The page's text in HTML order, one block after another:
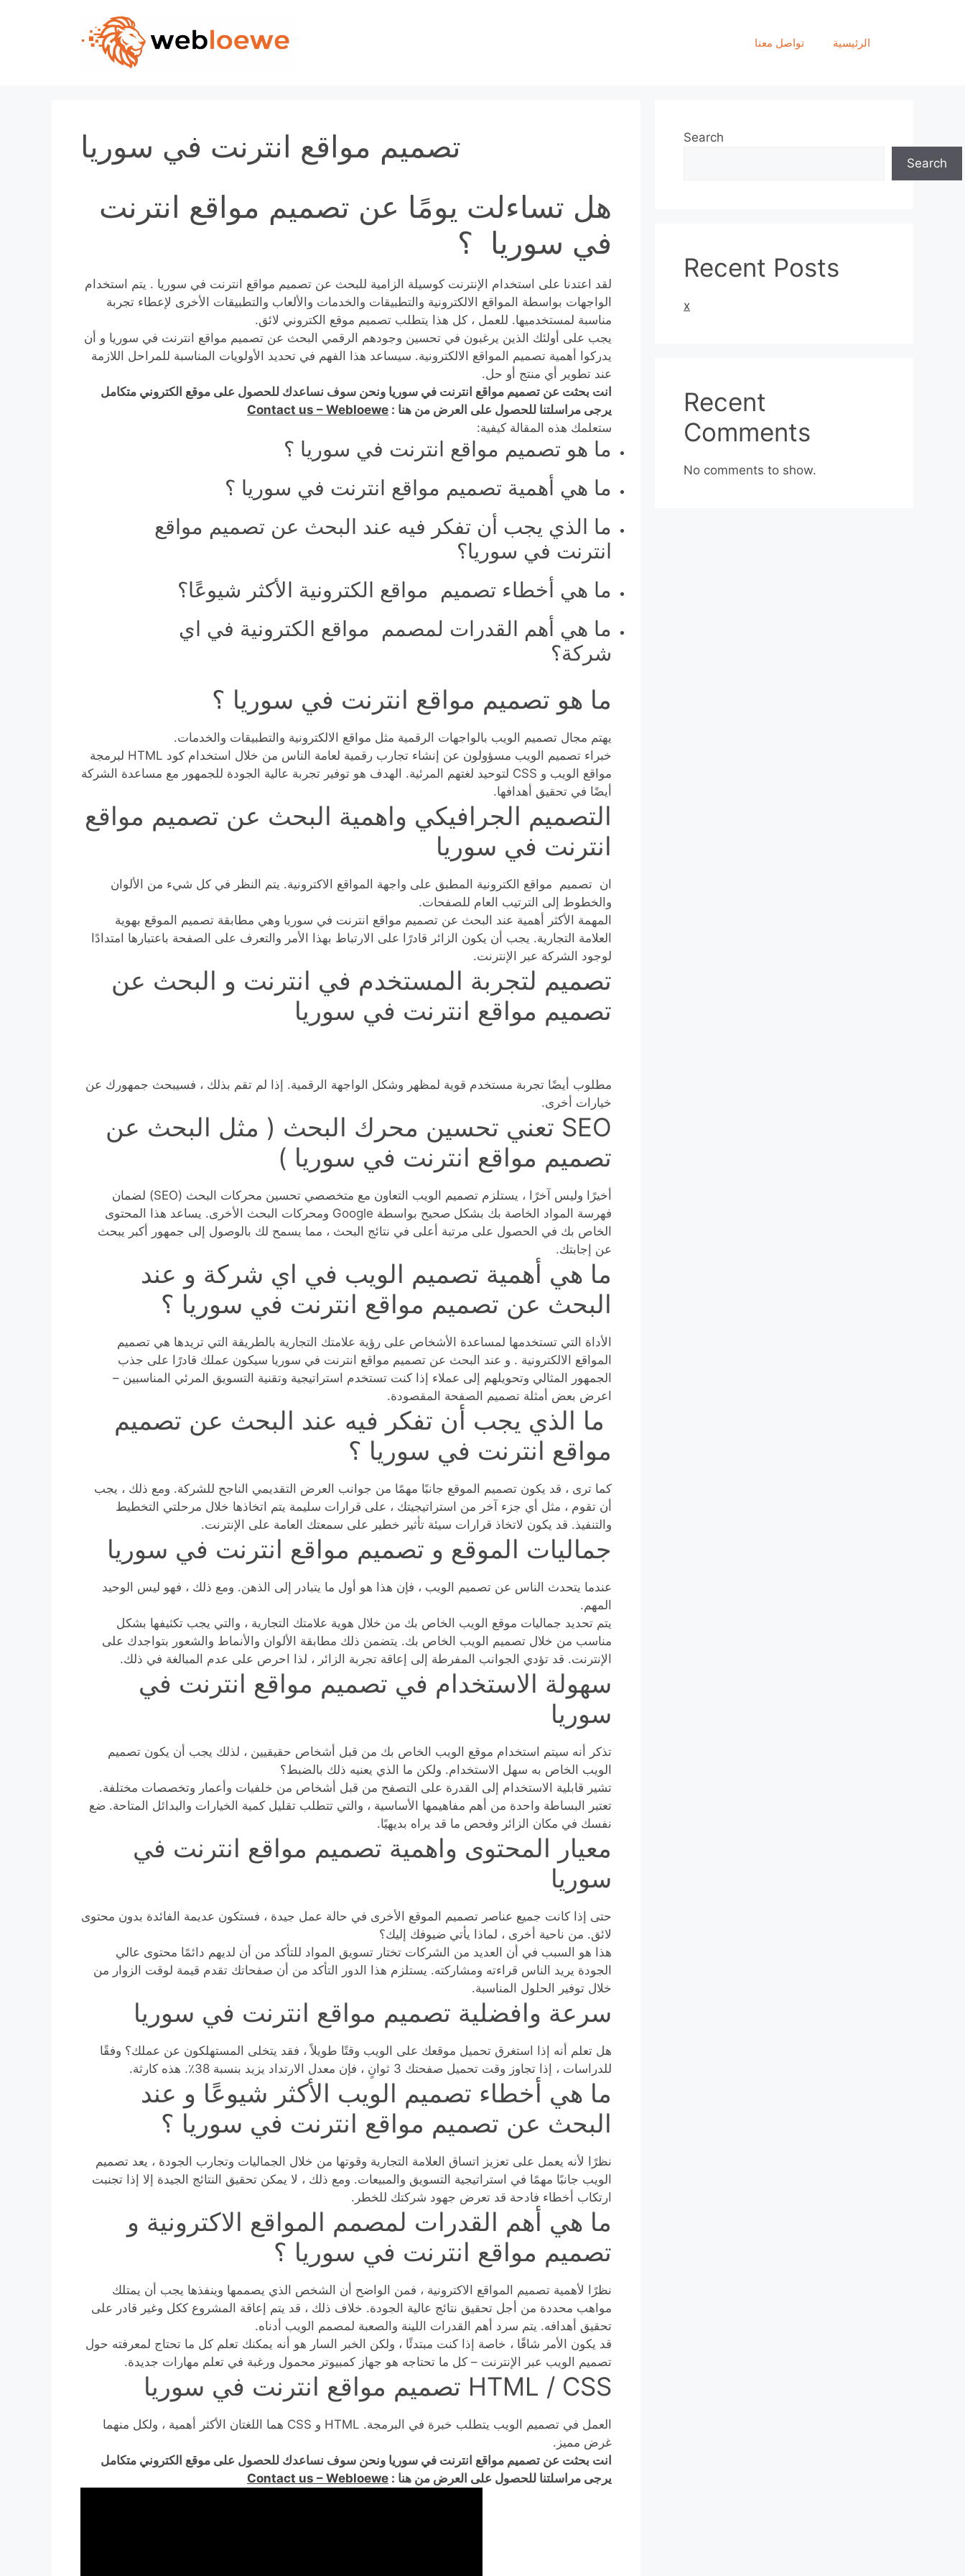
تواصل معنا الرئيسية
تصميم مواقع انترنت في سوريا
هل تساءلت يومًا عن تصميم مواقع انترنت
في سوريا ؟
لقد اعتدنا على استخدام الإنترنت كوسيلة الزامية للبحث عن تصميم مواقع انترنت في سوريا . يتم استخدام
الواجهات بواسطة المواقع الالكترونية والتطبيقات والخدمات والألعاب والتطبيقات الأخرى لإعطاء تجربة
مناسبة لمستخدميها. للعمل ، كل هذا يتطلب تصميم موقع الكتروني لائق.
يجب على أولئك الذين يرغبون في تحسين وجودهم الرقمي البحث عن تصميم مواقع انترنت في سوريا و أن
يدركوا أهمية تصميم المواقع الالكترونية. سيساعد هذا الفهم في تحديد الأولويات المناسبة للمراحل اللازمة
عند تطوير أي منتج أو حل.
انت بحثت عن تصميم مواقع انترنت في سوريا ونحن سوف نساعدك للحصول على موقع الكتروني متكامل
يرجى مراسلتنا للحصول على العرض من هنا : Contact us – Webloewe
ستعلمك هذه المقالة كيفية:
ما هو تصميم مواقع انترنت في سوريا ؟
ما هي أهمية تصميم مواقع انترنت في سوريا ؟
ما الذي يجب أن تفكر فيه عند البحث عن تصميم مواقع
انترنت في سوريا؟
ما هي أخطاء تصميم مواقع الكترونية الأكثر شيوعًا؟
ما هي أهم القدرات لمصمم مواقع الكترونية في اي
شركة؟
ما هو تصميم مواقع انترنت في سوريا ؟
يهتم مجال تصميم الويب بالواجهات الرقمية مثل مواقع الالكترونية والتطبيقات والخدمات.
خبراء تصميم الويب مسؤولون عن إنشاء تجارب رقمية لعامة الناس من خلال استخدام كود HTML لبرمجة
مواقع الويب و CSS لتوحيد لغتهم المرئية. الهدف هو توفير تجربة عالية الجودة للجمهور مع مساعدة الشركة
أيضًا في تحقيق أهدافها.
التصميم الجرافيكي واهمية البحث عن تصميم مواقع
انترنت في سوريا
ان تصميم مواقع الكترونية المطبق على واجهة المواقع الاكترونية. يتم النظر في كل شيء من الألوان
والخطوط إلى الترتيب العام للصفحات.
المهمة الأكثر أهمية عند البحث عن تصميم مواقع انترنت في سوريا وهي مطابقة تصميم الموقع بهوية
العلامة التجارية. يجب أن يكون الزائر قادرًا على الارتباط بهذا الأمر والتعرف على الصفحة باعتبارها امتدادًا
لوجود الشركة عبر الإنترنت.
تصميم لتجربة المستخدم في انترنت و البحث عن
تصميم مواقع انترنت في سوريا
مطلوب أيضًا تجربة مستخدم قوية لمظهر وشكل الواجهة الرقمية. إذا لم تقم بذلك ، فسيبحث جمهورك عن
خيارات أخرى.
SEO تعني تحسين محرك البحث ( مثل البحث عن
تصميم مواقع انترنت في سوريا )
أخيرًا وليس آخرًا ، يستلزم تصميم الويب التعاون مع متخصصي تحسين محركات البحث (SEO) لضمان
فهرسة المواد الخاصة بك بشكل صحيح بواسطة Google ومحركات البحث الأخرى. يساعد هذا المحتوى
الخاص بك في الحصول على مرتبة أعلى في نتائج البحث ، مما يسمح لك بالوصول إلى جمهور أكبر يبحث
عن إجابتك.
ما هي أهمية تصميم الويب في اي شركة و عند
البحث عن تصميم مواقع انترنت في سوريا ؟
الأداة التي تستخدمها لمساعدة الأشخاص على رؤية علامتك التجارية بالطريقة التي تريدها هي تصميم
المواقع الالكترونية . و عند البحث عن تصميم مواقع انترنت في سوريا سيكون عملك قادرًا على جذب
الجمهور المثالي وتحويلهم إلى عملاء إذا كنت تستخدم استراتيجية وتقنية التسويق المرئي المناسبين –
اعرض بعض أمثلة تصميم الصفحة المقصودة.
ما الذي يجب أن تفكر فيه عند البحث عن تصميم
مواقع انترنت في سوريا ؟
كما ترى ، قد يكون تصميم الموقع جانبًا مهمًا من جوانب العرض التقديمي الناجح للشركة. ومع ذلك ، يجب
أن تقوم ، مثل أي جزء آخر من استراتيجيتك ، على قرارات سليمة يتم اتخاذها خلال مرحلتي التخطيط
والتنفيذ. قد يكون لاتخاذ قرارات سيئة تأثير خطير على سمعتك العامة على الإنترنت.
جماليات الموقع و تصميم مواقع انترنت في سوريا
عندما يتحدث الناس عن تصميم الويب ، فإن هذا هو أول ما يتبادر إلى الذهن. ومع ذلك ، فهو ليس الوحيد
المهم.
يتم تحديد جماليات موقع الويب الخاص بك من خلال هوية علامتك التجارية ، والتي يجب تكثيفها بشكل
مناسب من خلال تصميم الويب الخاص بك. يتضمن ذلك مطابقة الألوان والأنماط والشعور بتواجدك على
الإنترنت. قد تؤدي الجوانب المفرطة إلى إعاقة تجربة الزائر ، لذا احرص على عدم المبالغة في ذلك.
سهولة الاستخدام في تصميم مواقع انترنت في
سوريا
تذكر أنه سيتم استخدام موقع الويب الخاص بك من قبل أشخاص حقيقيين ، لذلك يجب أن يكون تصميم
الويب الخاص به سهل الاستخدام. ولكن ما الذي يعنيه ذلك بالضبط؟
تشير قابلية الاستخدام إلى القدرة على التصفح من قبل أشخاص من خلفيات وأعمار وتخصصات مختلفة.
تعتبر البساطة واحدة من أهم مفاهيمها الأساسية ، والتي تتطلب تقليل كمية الخيارات والبدائل المتاحة. ضع
نفسك في مكان الزائر وفحص ما قد يراه بديهيًا.
معيار المحتوى واهمية تصميم مواقع انترنت في
سوريا
حتى إذا كانت جميع عناصر تصميم الموقع الأخرى في حالة عمل جيدة ، فستكون عديمة الفائدة بدون محتوى
لائق. من ناحية أخرى ، لماذا يأتي ضيوفك إليك؟
هذا هو السبب في أن العديد من الشركات تختار تسويق المواد للتأكد من أن لديهم دائمًا محتوى عالي
الجودة يريد الناس قراءته ومشاركته. يستلزم هذا الدور التأكد من أن صفحاتك تقدم قيمة لوقت الزوار من
خلال توفير الحلول المناسبة.
سرعة وافضلية تصميم مواقع انترنت في سوريا
هل تعلم أنه إذا استغرق تحميل موقعك على الويب وقتًا طويلاً ، فقد يتخلى المستهلكون عن عملك؟ وفقًا
للدراسات ، إذا تجاوز وقت تحميل صفحتك 3 ثوانٍ ، فإن معدل الارتداد يزيد بنسبة 38٪. هذه كارثة.
ما هي أخطاء تصميم الويب الأكثر شيوعًا و عند
البحث عن تصميم مواقع انترنت في سوريا ؟
نظرًا لأنه يعمل على تعزيز اتساق العلامة التجارية وقوتها من خلال الجماليات وتجارب الجودة ، يعد تصميم
الويب جانبًا مهمًا في استراتيجية التسويق والمبيعات. ومع ذلك ، لا يمكن تحقيق النتائج الجيدة إلا إذا تجنبت
ارتكاب أخطاء فادحة قد تعرض جهود شركتك للخطر.
ما هي أهم القدرات لمصمم المواقع الاكترونية و
تصميم مواقع انترنت في سوريا ؟
نظرًا لأهمية تصميم المواقع الاكترونية ، فمن الواضح أن الشخص الذي يصممها وينفذها يجب أن يمتلك
مواهب محددة من أجل تحقيق نتائج عالية الجودة. خلاف ذلك ، قد يتم إعاقة المشروع ككل وغير قادر على
تحقيق أهدافه. يتم سرد أهم القدرات اللينة والصعبة لمصمم الويب أدناه.
قد يكون الأمر شاقًا ، خاصة إذا كنت مبتدئًا ، ولكن الخبر السار هو أنه يمكنك تعلم كل ما تحتاج لمعرفته حول
تصميم الويب عبر الإنترنت – كل ما تحتاجه هو جهاز كمبيوتر محمول ورغبة في تعلم مهارات جديدة.
HTML / CSS تصميم مواقع انترنت في سوريا
العمل في تصميم الويب يتطلب خبرة في البرمجة. HTML و CSS هما اللغتان الأكثر أهمية ، ولكل منهما
غرض مميز.
انت بحثت عن تصميم مواقع انترنت في سوريا ونحن سوف نساعدك للحصول على موقع الكتروني متكامل
يرجى مراسلتنا للحصول على العرض من هنا : Contact us – Webloewe
Search
Search
Recent Posts
x
Recent
Comments
No comments to show.